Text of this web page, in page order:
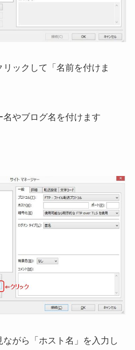
リックして「名前を付けま
やブログ名を付けます
がら「ホスト名」を入力し